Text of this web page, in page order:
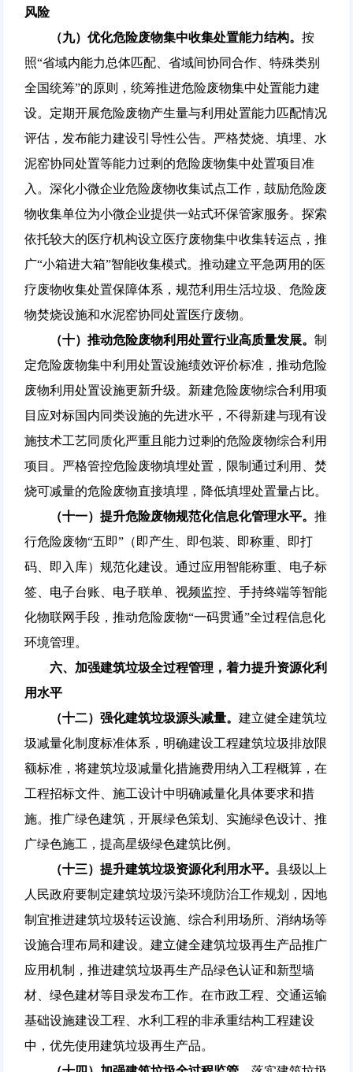
风险
（九）优化危险废物集中收集处置能力结构。 按
照“省域内能力总体匹配、省域间协同合作、特殊类别
全国统筹”的原则，统筹推进危险废物集中处置能力建
设。定期开展危险废物产生量与利用处置能力匹配情况
评估，发布能力建设引导性公告。严格焚烧、填埋、水
泥窑协同处置等能力过剩的危险废物集中处置项目准
入。深化小微企业危险废物收集试点工作，鼓励危险废
物收集单位为小微企业提供一站式环保管家服务。探索
依托较大的医疗机构设立医疗废物集中收集转运点，推
广“小箱进大箱”智能收集模式。推动建立平急两用的医
疗废物收集处置保障体系，规范利用生活垃圾、危险废
物焚烧设施和水泥窑协同处置医疗废物。
（十）推动危险废物利用处置行业高质量发展。 制
定危险废物集中利用处置设施绩效评价标准，推动危险
废物利用处置设施更新升级。新建危险废物综合利用项
目应对标国内同类设施的先进水平，不得新建与现有设
施技术工艺同质化严重且能力过剩的危险废物综合利用
项目。严格管控危险废物填埋处置，限制通过利用、焚
烧可减量的危险废物直接填埋，降低填埋处置量占比。
（十一）提升危险废物规范化信息化管理水平。 推
行危险废物“五即”（即产生、即包装、即称重、即打
码、即入库）规范化建设。通过应用智能称重、电子标
签、电子台账、电子联单、视频监控、手持终端等智能
化物联网手段，推动危险废物“一码贯通”全过程信息化
环境管理。
六、加强建筑垃圾全过程管理，着力提升资源化利
用水平
（十二）强化建筑垃圾源头减量。 建立健全建筑垃
圾减量化制度标准体系，明确建设工程建筑垃圾排放限
额标准，将建筑垃圾减量化措施费用纳入工程概算，在
工程招标文件、施工设计中明确减量化具体要求和措
施。推广绿色建筑，开展绿色策划、实施绿色设计、推
广绿色施工，提高星级绿色建筑比例。
（十三）提升建筑垃圾资源化利用水平。 县级以上
人民政府要制定建筑垃圾污染环境防治工作规划，因地
制宜推进建筑垃圾转运设施、综合利用场所、消纳场等
设施合理布局和建设。建立健全建筑垃圾再生产品推广
应用机制，推进建筑垃圾再生产品绿色认证和新型墙
材、绿色建材等目录发布工作。在市政工程、交通运输
基础设施建设工程、水利工程的非承重结构工程建设
中，优先使用建筑垃圾再生产品。